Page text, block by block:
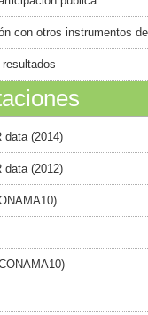
con otros instrumentos
data (2014)
data (2012)